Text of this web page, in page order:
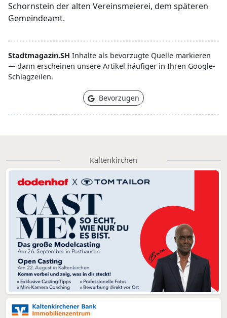
Schornstein der alten Vereinsmeierei, dem späteren
Gemeindeamt.
Stadtmagazin.SH Inhalte als bevorzugte Quelle markieren
— dann erscheinen unsere Artikel häufiger in Ihren Google-
Schlagzeilen.
Bevorzugen
Kaltenkirchen